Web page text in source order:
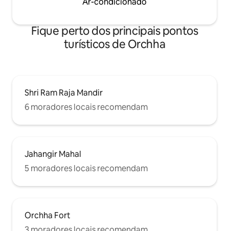
Fique perto dos principais pontos
turísticos de Orchha
Shri Ram Raja Mandir
6 moradores locais recomendam
Jahangir Mahal
5 moradores locais recomendam
Orchha Fort